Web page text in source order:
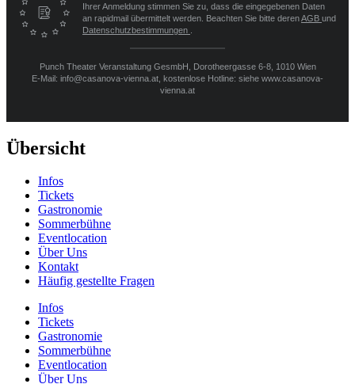
Ihrer Anmeldung stimmen Sie zu, dass die eingegebenen Daten
an rapidmail übermittelt werden. Beachten Sie bitte derenAGB und
Datenschutzbestimmungen
Punch Theater Veranstaltung GesmbH, Dorotheergasse 6-8, 1010 Wien
E-Mail: info@casanova-vienna.at, kostenlose Hotline: siehe www.casanova-
vienna.at
Übersicht
Infos
Tickets
Gastronomie
Sommerbühne
Eventlocation
Über Uns
Kontakt
Häufig gestellte Fragen
Infos
Tickets
Gastronomie
Sommerbühne
Eventlocation
Über Uns